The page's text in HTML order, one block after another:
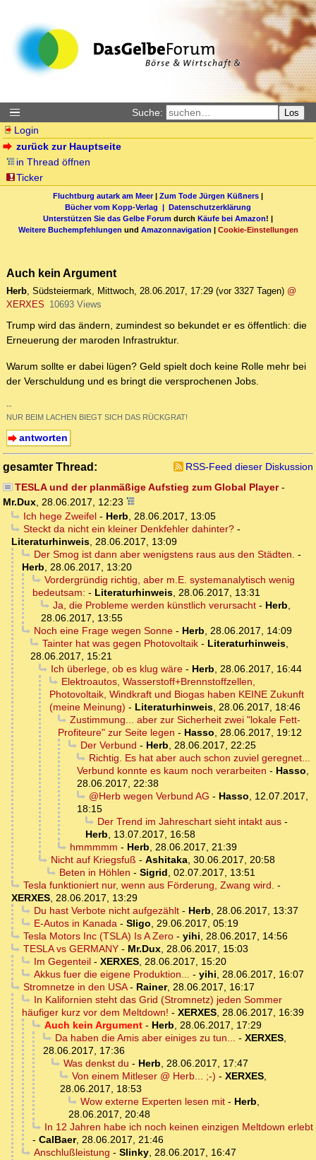
Suche: Los
Login
zurück zur Hauptseite
in Thread öffnen
Ticker
Fluchtburg autark am Meer| Zum Tode Jürgen Küßners |
Bücher vom Kopp-Verlag | Datenschutzerklärung
Unterstützen Sie das Gelbe Forum durch Käufe bei Amazon! |
Weitere Buchempfehlungen und Amazonnavigation | Cookie-Einstellungen
Auch kein Argument
Herb, Südsteiermark, Mittwoch, 28.06.2017, 17:29 (vor 3327 Tagen) @
XERXES 10693 Views
Trump wird das ändern, zumindest so bekundet er es öffentlich: die
Erneuerung der maroden Infrastruktur.
Warum sollte er dabei lügen? Geld spielt doch keine Rolle mehr bei
der Verschuldung und es bringt die versprochenen Jobs.
--
NUR BEIM LACHEN BIEGT SICH DAS RÜCKGRAT!
antworten
gesamter Thread:
RSS-Feed dieser Diskussion
TESLA und der planmäßige Aufstieg zum Global Player-
Mr.Dux, 28.06.2017, 12:23
Ich hege Zweifel- Herb, 28.06.2017, 13:05
Steckt da nicht ein kleiner Denkfehler dahinter?-
Literaturhinweis, 28.06.2017, 13:09
Der Smog ist dann aber wenigstens raus aus den Städten. -
Herb, 28.06.2017, 13:20
Vordergründig richtig, aber m.E. systemanalytisch wenig
bedeutsam: - Literaturhinweis, 28.06.2017, 13:31
Ja, die Probleme werden künstlich verursacht- Herb,
28.06.2017, 13:55
Noch eine Frage wegen Sonne- Herb, 28.06.2017, 14:09
Tainter hat was gegen Photovoltaik- Literaturhinweis,
28.06.2017, 15:21
Ich überlege, ob es klug wäre- Herb, 28.06.2017, 16:44
Elektroautos, Wasserstoff+Brennstoffzellen,
Photovoltaik, Windkraft und Biogas haben KEINE Zukunft
(meine Meinung) - Literaturhinweis, 28.06.2017, 18:46
Zustimmung... aber zur Sicherheit zwei "lokale Fett-
Profiteure" zur Seite legen - Hasso, 28.06.2017, 19:12
Der Verbund - Herb, 28.06.2017, 22:25
Richtig. Es hat aber auch schon zuviel geregnet...
Verbund konnte es kaum noch verarbeiten - Hasso,
28.06.2017, 22:38
@Herb wegen Verbund AG - Hasso, 12.07.2017,
18:15
Der Trend im Jahreschart sieht intakt aus-
Herb, 13.07.2017, 16:58
hmmmmm - Herb, 28.06.2017, 21:39
Nicht auf Kriegsfuß - Ashitaka, 30.06.2017, 20:58
Beten in Höhlen - Sigrid, 02.07.2017, 13:51
Tesla funktioniert nur, wenn aus Förderung, Zwang wird. -
XERXES, 28.06.2017, 13:29
Du hast Verbote nicht aufgezählt- Herb, 28.06.2017, 13:37
E-Autos in Kanada- Sligo, 29.06.2017, 05:19
Tesla Motors Inc (TSLA) Is A Zero- yihi, 28.06.2017, 14:56
TESLA vs GERMANY- Mr.Dux, 28.06.2017, 15:03
Im Gegenteil- XERXES, 28.06.2017, 15:20
Akkus fuer die eigene Produktion... - yihi, 28.06.2017, 16:07
Stromnetze in den USA- Rainer, 28.06.2017, 16:17
In Kalifornien steht das Grid (Stromnetz) jeden Sommer
häufiger kurz vor dem Meltdown! - XERXES, 28.06.2017, 16:39
Auch kein Argument- Herb, 28.06.2017, 17:29
Da haben die Amis aber einiges zu tun... - XERXES,
28.06.2017, 17:36
Was denkst du - Herb, 28.06.2017, 17:47
Von einem Mitleser @ Herb... ;-) - XERXES,
28.06.2017, 18:53
Wow externe Experten lesen mit- Herb,
28.06.2017, 20:48
In 12 Jahren habe ich noch keinen einzigen Meltdown erlebt
- CalBaer, 28.06.2017, 21:46
Anschlußleistung - Slinky, 28.06.2017, 16:47